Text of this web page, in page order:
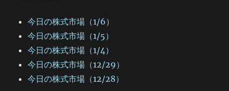
今日の株式市場（1/6）
今日の株式市場（1/5）
今日の株式市場（1/4）
今日の株式市場（12/29）
今日の株式市場（12/28）